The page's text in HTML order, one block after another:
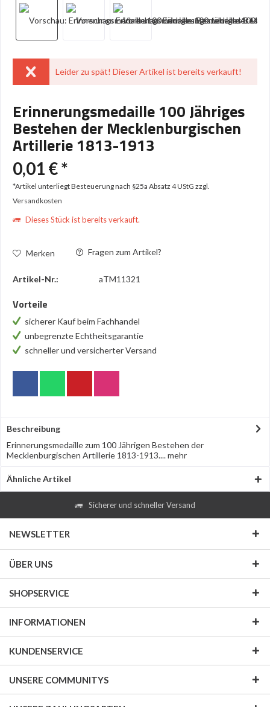
Leider zu spät! Dieser Artikel ist bereits verkauft!
Erinnerungsmedaille 100 Jähriges
Bestehen der Mecklenburgischen
Artillerie 1813-1913
0,01 € *
*Artikel unterliegt Besteuerung nach §25a Absatz 4 UStG zzgl.
Versandkosten
Dieses Stück ist bereits verkauft.
Merken Fragen zum Artikel?
Artikel-Nr.: aTM11321
Vorteile
sicherer Kauf beim Fachhandel
unbegrenzte Echtheitsgarantie
schneller und versicherter Versand
Beschreibung
Erinnerungsmedaille zum 100 Jährigen Bestehen der
Mecklenburgischen Artillerie 1813-1913....mehr
Ähnliche Artikel
Sicherer und schneller Versand
NEWSLETTER
ÜBER UNS
SHOPSERVICE
INFORMATIONEN
KUNDENSERVICE
UNSERE COMMUNITYS